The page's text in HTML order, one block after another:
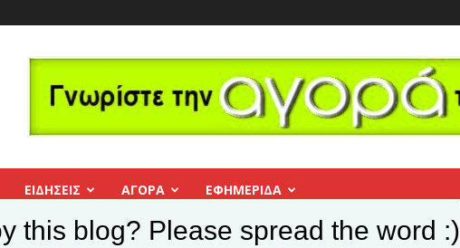
ΕΙΔΗΣΕΙΣ ΑΓΟΡΑ ΕΦΗΜΕΡΊΔΑ
προβλήματα οδοφωτισμού στο Δήμο Βύρωνα!
this blog? Please spread the word :)